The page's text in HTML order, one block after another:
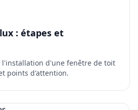
: étapes et
l'installation d'une fenêtre de toit
points d'attention.